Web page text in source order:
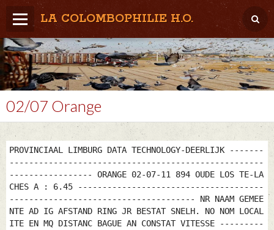
LA COLOMBOPHILIE H.O.
Home
Météo / Het weer
Lâcher / Los
Result. clubs, Provincial, (Inter)National
RFCB / KBDB
02/07 Orange
PROVINCIAAL LIMBURG DATA TECHNOLOGY-DEERLIJK -------
----------------------------------------------------
----------------- ORANGE 02-07-11 894 OUDE LOS TE-LA
CHES A : 6.45 --------------------------------------
-------------------------------------- NR NAAM GEMEE
NTE AD IG AFSTAND RING JR BESTAT SNELH. NO NOM LOCAL
ITE EN MQ DISTANC BAGUE AN CONSTAT VITESSE ---------